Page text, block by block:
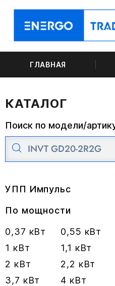
ГЛАВНАЯ
КАТАЛОГ
Поиск по модели/
УПП Импульс
По мощности
0,37 кВт
0,55 кВт
1 кВт
1,1 кВт
2 кВт
2,2 кВт
3,7 кВт
4 кВт